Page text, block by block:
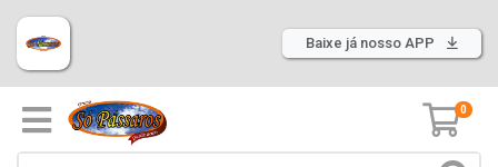
Baixe já nosso APP
0